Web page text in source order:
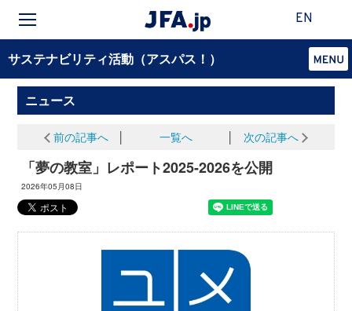
EN
サステナビリティ活動（アスパス！）
ニュース
前の記事へ 一覧へ 次の記事へ
「夢の教室」レポート2025-2026を公開
2026年05月08日